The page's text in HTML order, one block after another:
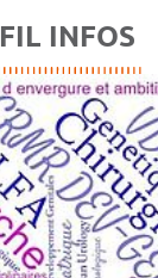
FIL INFOS